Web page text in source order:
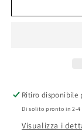
RESINA
Ritiro disponibile
Di solito pronto in 2-4
Visualizza i